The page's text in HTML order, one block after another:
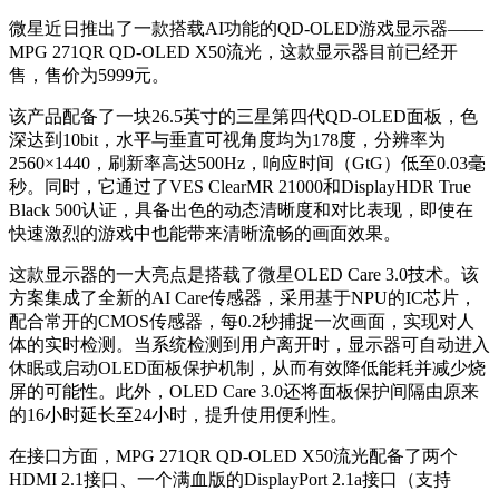
微星近日推出了一款搭载AI功能的QD-OLED游戏显示器——
MPG 271QR QD-OLED X50流光，这款显示器目前已经开
售，售价为5999元。
该产品配备了一块26.5英寸的三星第四代QD-OLED面板，色
深达到10bit，水平与垂直可视角度均为178度，分辨率为
2560×1440，刷新率高达500Hz，响应时间（GtG）低至0.03毫
秒。同时，它通过了VES ClearMR 21000和DisplayHDR True
Black 500认证，具备出色的动态清晰度和对比表现，即使在
快速激烈的游戏中也能带来清晰流畅的画面效果。
这款显示器的一大亮点是搭载了微星OLED Care 3.0技术。该
方案集成了全新的AI Care传感器，采用基于NPU的IC芯片，
配合常开的CMOS传感器，每0.2秒捕捉一次画面，实现对人
体的实时检测。当系统检测到用户离开时，显示器可自动进入
休眠或启动OLED面板保护机制，从而有效降低能耗并减少烧
屏的可能性。此外，OLED Care 3.0还将面板保护间隔由原来
的16小时延长至24小时，提升使用便利性。
在接口方面，MPG 271QR QD-OLED X50流光配备了两个
HDMI 2.1接口、一个满血版的DisplayPort 2.1a接口（支持